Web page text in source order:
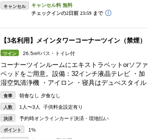
キャンセル
【3名利用】メインタワーコーナーツイン（禁煙）
ツイン 26.5m²/バス・トイレ付
コーナーツインルームにエキストラベットorソファ
ベッドをご用意。設備：32インチ液晶テレビ ・加
湿空気清浄機 ・アイロン ・寝具はデュべスタイル
食事 朝食なし 夕食なし
人数 1人〜3人 子供料金設定有り
決済 予約時オンラインカード決済・現地払い
ポイント 1%